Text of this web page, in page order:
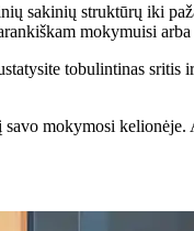
sakinių struktūrų iki
mokymuisi
tobulintinas
mokymosi